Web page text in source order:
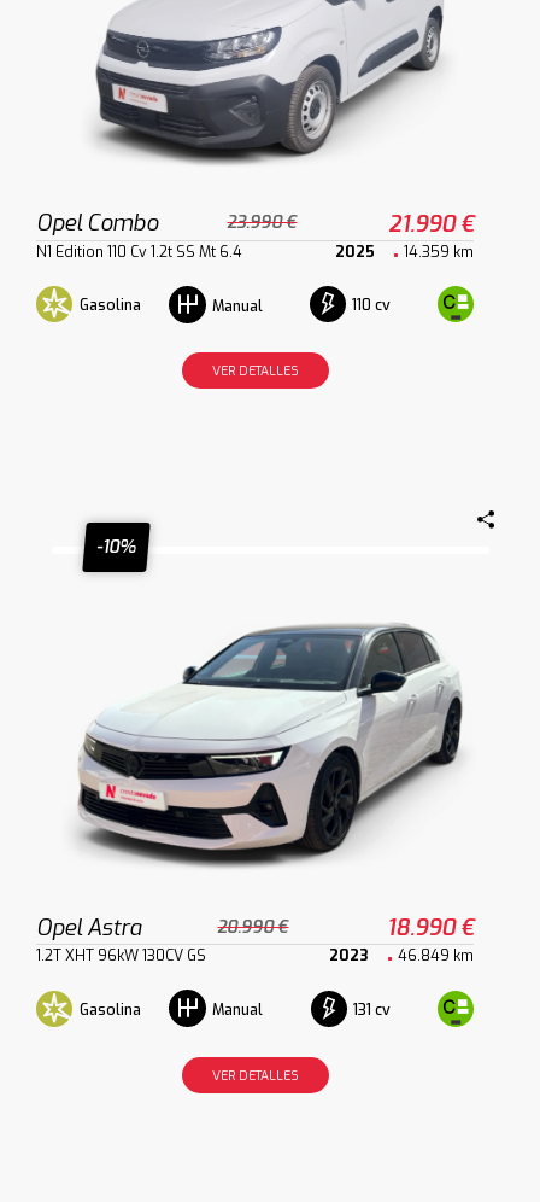
Opel Combo 23.990 € 21.990 €
N1 Edition 110 Cv 1.2t SS Mt 6.4 2025 14.359 km
Gasolina Manual 110 cv
VER DETALLES
-10%
Opel Astra 20.990 € 18.990 €
1.2T XHT 96kW 130CV GS 2023 46.849 km
Gasolina Manual 131 cv
VER DETALLES